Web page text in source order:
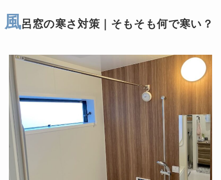
風呂窓の寒さ対策｜そもそも何で寒い？